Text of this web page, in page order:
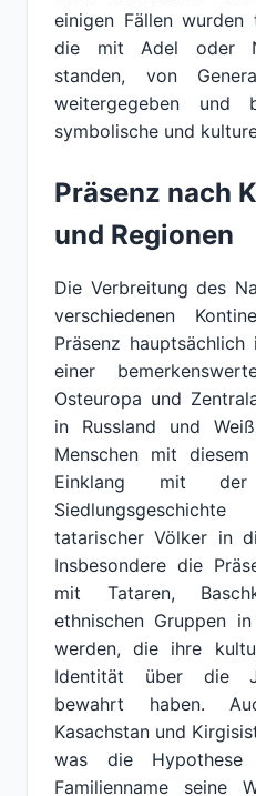
einigen Fällen wurden
die mit Adel oder
standen, von
weitergegeben und
symbolische und
Präsenz nach
und Regionen
Die Verbreitung des
verschiedenen
Präsenz
einer
Osteuropa und
in Russland und
Menschen mit
Einklang mit
tatarischer Völker in
Insbesondere die
mit Tataren,
ethnischen Gruppen
werden, die ihre
Identität über die
bewahrt haben.
Kasachstan und
was die
Familienname seine